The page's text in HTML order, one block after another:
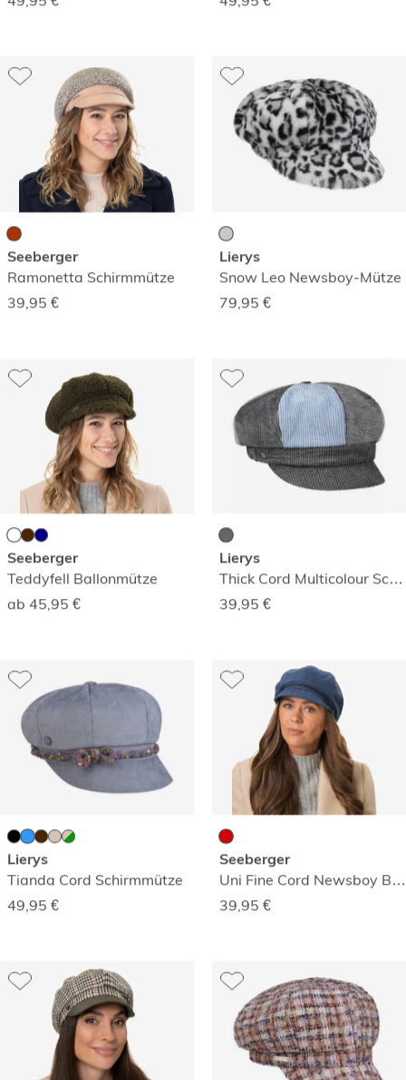
Seeberger
Ramonetta Schirmmütze
39,95 €
Lierys
Snow Leo Newsboy-Mütze
79,95 €
Seeberger
Teddyfell Ballonmütze
ab 45,95 €
Lierys
Thick Cord Multicolour Schirmmütze
39,95 €
Lierys
Tianda Cord Schirmmütze
49,95 €
Seeberger
Uni Fine Cord Newsboy Ballonmütze
39,95 €